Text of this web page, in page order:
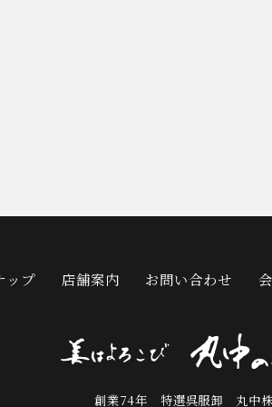
ップ 店舗案内 お問い合わせ
創業74年 特選呉服卸 丸中